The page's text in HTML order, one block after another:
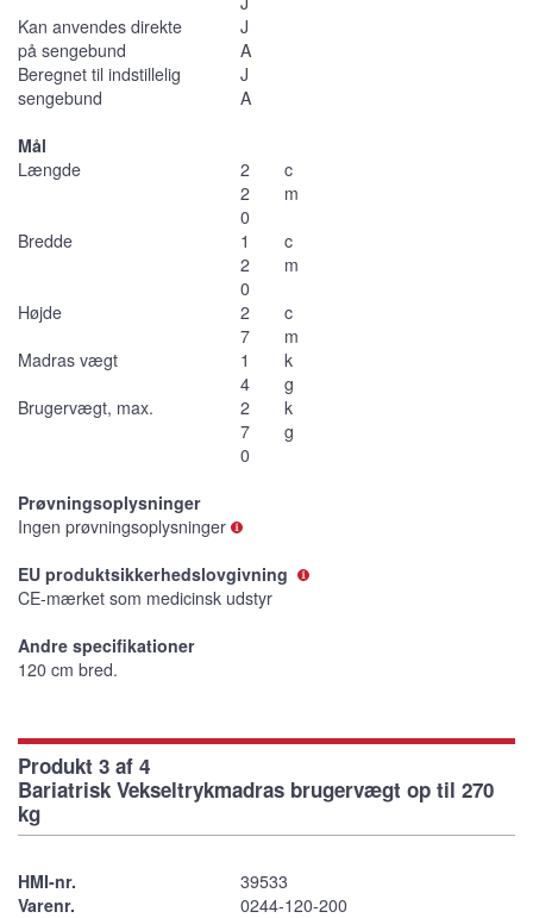
Kan anvendes direkte
på sengebund
J
A
Beregnet til indstillelig
sengebund
J
A
Mål
Længde
2
2
0
c
m
Bredde
1
2
0
c
m
Højde
2
7
c
m
Madras vægt
1
4
k
g
Brugervægt, max.
2
7
0
k
g
Prøvningsoplysninger
Ingen prøvningsoplysninger
EU produktsikkerhedslovgivning
CE-mærket som medicinsk udstyr
Andre specifikationer
120 cm bred.
Produkt 3 af 4
Bariatrisk Vekseltrykmadras brugervægt op til 270
kg
HMI-nr.
39533
Varenr.
0244-120-200